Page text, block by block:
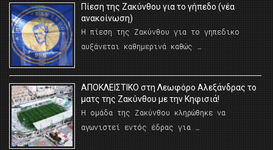
Πίεση της Ζακύνθου για το γήπεδο (νέα
ανακοίνωση)
Η πίεση της Ζακύνθου για το γηπεδικο
αυξάνεται καθημερινά καθώς …
AΠΟΚΛΕΙΣΤΙΚΟ στη Λεωφόρο Αλεξάνδρας το
ματς της Ζακύνθου με την Κηφισιά!
Η ομάδα της Ζακύνθου κληρώθηκε να
αγωνιστεί εντός έδρας για …